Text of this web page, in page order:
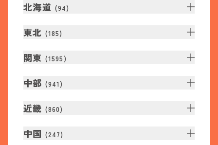
北海道 (94)
東北 (185)
関東 (1595 )
中部 (941 )
近畿 (860)
中国 (247)